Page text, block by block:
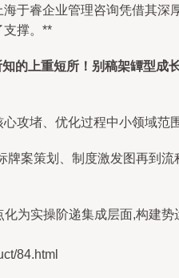
于睿企业管理咨询凭借其
支撑。**
的上重短所！别稿架罈型
攻堵、优化过程中小领域范
案策划、制度激发图再到
为实操阶递集成层面,构建
84.html